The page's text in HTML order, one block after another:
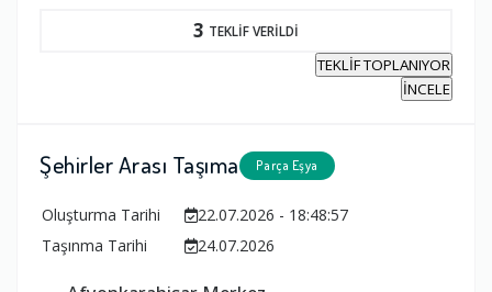
3 TEKLİF VERİLDİ
TEKLİF TOPLANIYOR
İNCELE
Şehirler Arası Taşıma Parça Eşya
Oluşturma Tarihi
22.07.2026 - 18:48:57
Taşınma Tarihi
24.07.2026